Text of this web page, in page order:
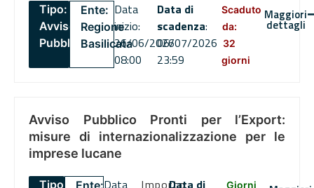
Tipo:
Avviso
Pubblico
Ente:
Regione
Basilicata
Data
inizio:
26/06/2026
08:00
Data di
scadenza:
06/07/2026
23:59
Scaduto
da:
32
giorni
Maggiori
dettagli
Avviso Pubblico Pronti per l’Export:
misure di internazionalizzazione per le
imprese lucane
Tipo:
Giorni